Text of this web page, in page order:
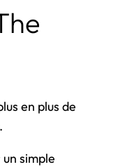
en plus de
simple